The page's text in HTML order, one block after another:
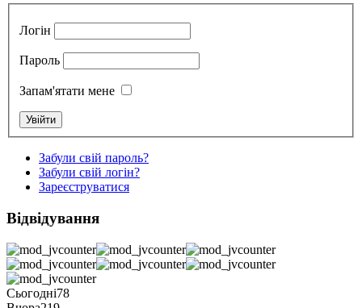
Логін
Пароль
Запам'ятати мене
Забули свій пароль?
Забули свій логін?
Зареєструватися
Відвідування
Сьогодні78